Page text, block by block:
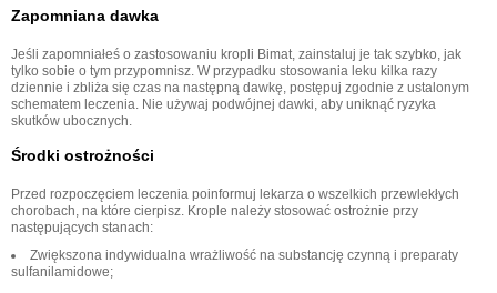
Zapomniana dawka
Jeśli zapomniałeś o zastosowaniu kropli Bimat, zainstaluj je tak szybko, jak
tylko sobie o tym przypomnisz. W przypadku stosowania leku kilka razy
dziennie i zbliża się czas na następną dawkę, postępuj zgodnie z ustalonym
schematem leczenia. Nie używaj podwójnej dawki, aby uniknąć ryzyka
skutków ubocznych.
Środki ostrożności
Przed rozpoczęciem leczenia poinformuj lekarza o wszelkich przewlekłych
chorobach, na które cierpisz. Krople należy stosować ostrożnie przy
następujących stanach:
Zwiększona indywidualna wrażliwość na substancję czynną i preparaty
sulfanilamidowe;